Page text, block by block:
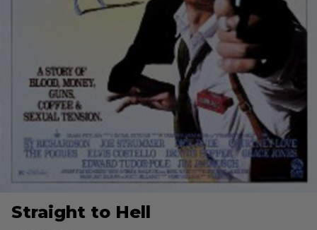
Straight to Hell